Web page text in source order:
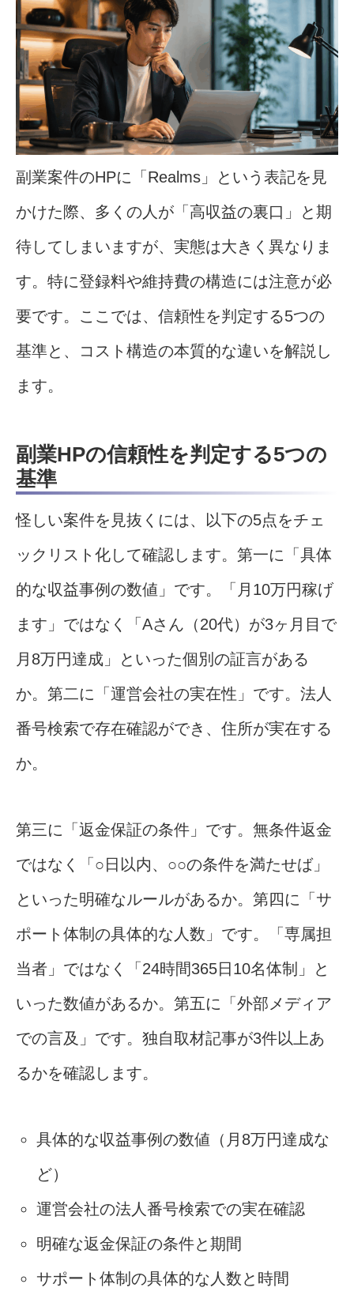
副業案件のHPに「Realms」という表記を見
かけた際、多くの人が「高収益の裏口」と期
待してしまいますが、実態は大きく異なりま
す。特に登録料や維持費の構造には注意が必
要です。ここでは、信頼性を判定する5つの
基準と、コスト構造の本質的な違いを解説し
ます。
副業HPの信頼性を判定する5つの
基準
怪しい案件を見抜くには、以下の5点をチェ
ックリスト化して確認します。第一に「具体
的な収益事例の数値」です。「月10万円稼げ
ます」ではなく「Aさん（20代）が3ヶ月目で
月8万円達成」といった個別の証言がある
か。第二に「運営会社の実在性」です。法人
番号検索で存在確認ができ、住所が実在する
か。
第三に「返金保証の条件」です。無条件返金
ではなく「○日以内、○○の条件を満たせば」
といった明確なルールがあるか。第四に「サ
ポート体制の具体的な人数」です。「専属担
当者」ではなく「24時間365日10名体制」と
いった数値があるか。第五に「外部メディア
での言及」です。独自取材記事が3件以上あ
るかを確認します。
具体的な収益事例の数値（月8万円達成な
ど）
運営会社の法人番号検索での実在確認
明確な返金保証の条件と期間
サポート体制の具体的な人数と時間